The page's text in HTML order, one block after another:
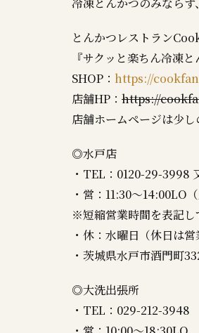
冷凍とんかつのみなら
とんかつレストラン
『サクッと楽ちん冷凍
SHOP： https://
店舗HP： https://
店舗ホームページは少
◎水戸店
・TEL：0120-29-3998
・営：11:30～
※短縮営業時間を表記し
・休：水曜日（休日は営
・茨城県水戸市酒門町
◎大洗出張所
・TEL：029-212-3948